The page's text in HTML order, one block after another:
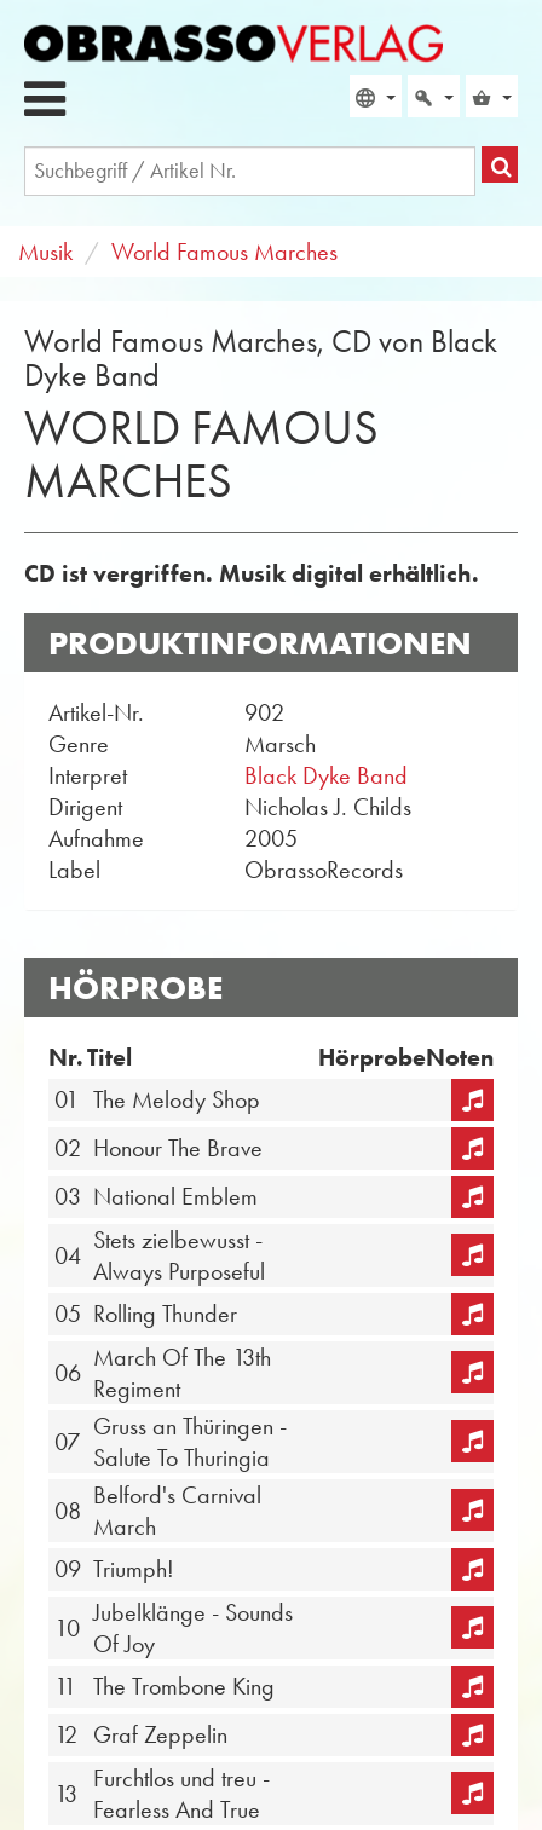
Musik World Famous Marches
World Famous Marches, CD von Black
Dyke Band
WORLD FAMOUS
MARCHES
CD ist vergriffen. Musik digital erhältlich.
PRODUKTINFORMATIONEN
Artikel-Nr.
902
Genre
Marsch
Interpret
Black Dyke Band
Dirigent
Nicholas J. Childs
Aufnahme
2005
Label
ObrassoRecords
HÖRPROBE
Nr.Titel HörprobeNoten
01
The Melody Shop
02 Honour The Brave
03 National Emblem
04
Stets zielbewusst -
Always Purposeful
05 Rolling Thunder
06
March Of The 13th
Regiment
07
Gruss an Thüringen -
Salute To Thuringia
08
Belford's Carnival
March
09 Triumph!
10
Jubelklänge - Sounds
Of Joy
11
The Trombone King
12
Graf Zeppelin
13
Furchtlos und treu -
Fearless And True